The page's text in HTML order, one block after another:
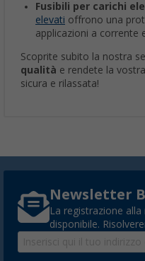
Fusibili per carichi
elevati offrono una
applicazioni a corrente
Scoprite subito la nostra
qualità e rendete la
sicura e rilassata!
Newsletter
La registrazione
disponibile.